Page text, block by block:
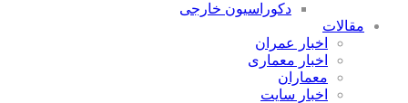
دکوراسیون خارجی
مقالات
اخبار عمران
اخبار معماری
معماران
اخبار سایت